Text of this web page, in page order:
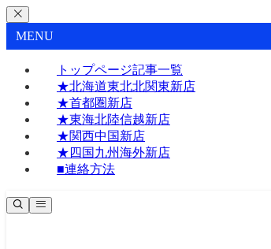
MENU
トップページ記事一覧
★北海道東北北関東新店
★首都圏新店
★東海北陸信越新店
★関西中国新店
★四国九州海外新店
■連絡方法